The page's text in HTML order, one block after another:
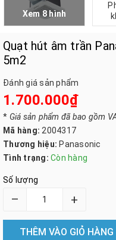
Xem 8 hình
Quạt hút âm trần
5m2
Đánh giá sản phẩm
1.700.000₫
* Giá sản phẩm đã bao gồm
Mã hàng: 2004317
Thương hiệu: Panasonic
Tình trạng: Còn hàng
Số lượng
– +
THÊM VÀO GIỎ HÀNG